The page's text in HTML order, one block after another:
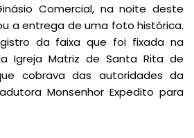
Comercial, na noite deste
a entrega de uma foto histórica.
da faixa que foi fixada na
Igreja Matriz de Santa Rita de
cobrava das autoridades da
Monsenhor Expedito para